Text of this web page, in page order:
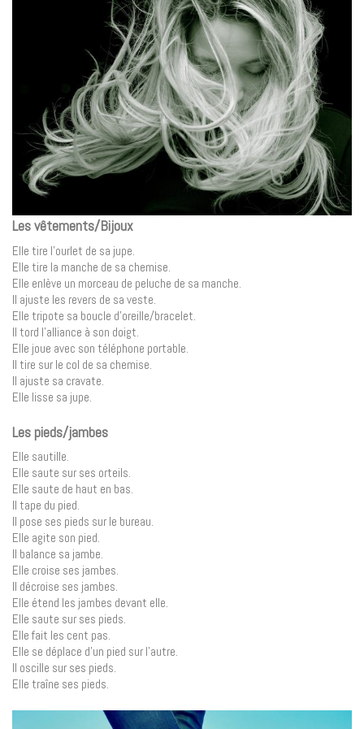
Les vêtements/Bijoux
Elle tire l’ourlet de sa jupe.
Elle tire la manche de sa chemise.
Elle enlève un morceau de peluche de sa manche.
Il ajuste les revers de sa veste.
Elle tripote sa boucle d’oreille/bracelet.
Il tord l’alliance à son doigt.
Elle joue avec son téléphone portable.
Il tire sur le col de sa chemise.
Il ajuste sa cravate.
Elle lisse sa jupe.
Les pieds/jambes
Elle sautille.
Elle saute sur ses orteils.
Elle saute de haut en bas.
Il tape du pied.
Il pose ses pieds sur le bureau.
Elle agite son pied.
Il balance sa jambe.
Elle croise ses jambes.
Il décroise ses jambes.
Elle étend les jambes devant elle.
Elle saute sur ses pieds.
Elle fait les cent pas.
Elle se déplace d’un pied sur l’autre.
Il oscille sur ses pieds.
Elle traîne ses pieds.